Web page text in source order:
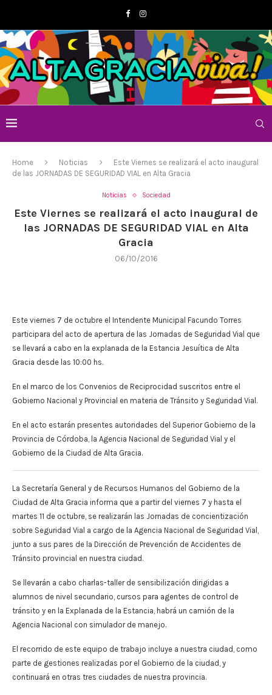
Home Noticias
Este Viernes se realizará el acto inaugural
de las JORNADAS DE SEGURIDAD VIAL en Alta Gracia
Noticias Sociedad
Este Viernes se realizará el acto inaugural de
las JORNADAS DE SEGURIDAD VIAL en Alta
Gracia
06/10/2016
Este viernes 7 de octubre el Intendente Municipal Facundo Torres
participara del acto de apertura de las Jornadas de Seguridad Vial que
se llevará a cabo en la explanada de la Estancia Jesuítica de Alta
Gracia desde las 10:00 hs.
En el marco de los Convenios de Reciprocidad suscritos entre el
Gobierno Nacional y Provincial en materia de Tránsito y Seguridad Vial.
En el acto estarán presentes autoridades del Superior Gobierno de la
Provincia de Córdoba, la Agencia Nacional de Seguridad Vial y el
Gobierno de la Ciudad de Alta Gracia.
La Secretaría General y de Recursos Humanos del Gobierno de la
Ciudad de Alta Gracia informa que a partir del viernes 7 y hasta el
martes 11 de octubre, se realizarán las Jornadas de concientización
sobre Seguridad Vial a cargo de la Agencia Nacional de Seguridad Vial,
junto a sus pares de la Dirección de Prevención de Accidentes de
Tránsito provincial en nuestra ciudad.
Se llevarán a cabo charlas-taller de sensibilización dirigidas a
alumnos de nivel secundario, cursos para agentes de control de
tránsito y en la Explanada de la Estancia, habrá un camión de la
Agencia Nacional con simulador de manejo.
El recorrido de este equipo de trabajo incluye a nuestra ciudad, como
parte de gestiones realizadas por el Gobierno de la ciudad, y
continuará en otras tres ciudades de nuestra provincia.